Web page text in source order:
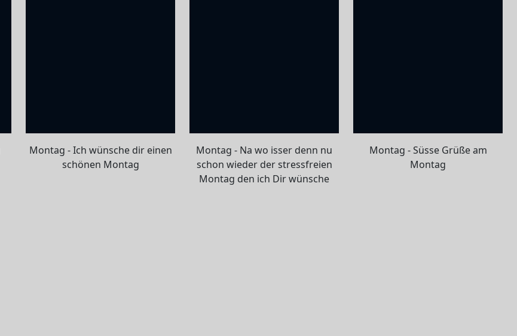
Montag - Ich wünsche dir einen
schönen Montag
Montag - Na wo isser denn nu
schon wieder der stressfreien
Montag den ich Dir wünsche
Montag - Süsse Grüße am
Montag